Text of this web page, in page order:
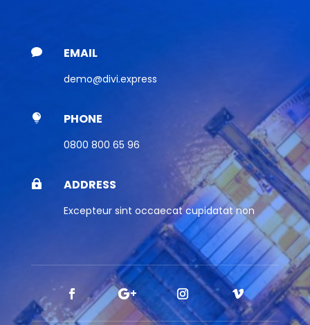
 EMAIL
demo@divi.express
 PHONE
0800 800 65 96
 ADDRESS
Excepteur sint occaecat cupidatat non